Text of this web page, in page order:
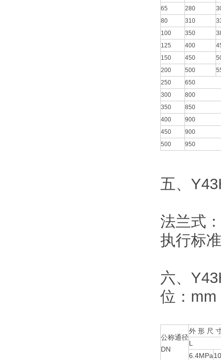
65
280
80
310
100
350
125
400
150
450
200
500
250
650
300
800
350
850
400
900
450
900
500
950
五、
法兰式
执行标
六、
位：mm
公称通径
DN
外 形 尺
L
6.4MPa